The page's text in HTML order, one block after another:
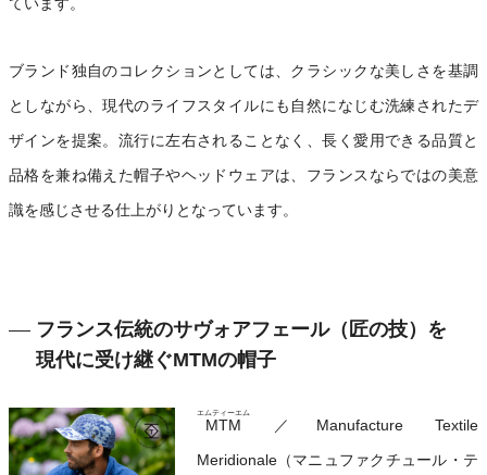
ブランド独自のコレクションとしては、クラシックな美しさを基調
としながら、現代のライフスタイルにも自然になじむ洗練されたデ
ザインを提案。流行に左右されることなく、長く愛用できる品質と
品格を兼ね備えた帽子やヘッドウェアは、フランスならではの美意
識を感じさせる仕上がりとなっています。
フランス伝統のサヴォアフェール（匠の技）を
現代に受け継ぐMTMの帽子
MTM
エムティーエム
／Manufacture Textile
Meridionale（マニュファクチュール・テ